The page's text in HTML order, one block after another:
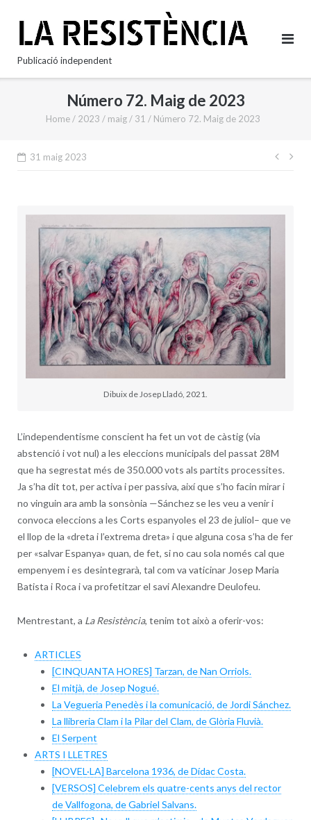
content
Publicació independent
Número 72. Maig de 2023
Home / 2023 / maig / 31 / Número 72. Maig de 2023
31 maig 2023
Dibuix de Josep Lladó, 2021.
L’independentisme conscient ha fet un vot de càstig (via
abstenció i vot nul) a les eleccions municipals del passat 28M
que ha segrestat més de 350.000 vots als partits processites.
Ja s’ha dit tot, per activa i per passiva, així que s’ho facin mirar i
no vinguin ara amb la sonsònia —Sánchez se les veu a venir i
convoca eleccions a les Corts espanyoles el 23 de juliol– que ve
el llop de la «dreta i l’extrema dreta» i que alguna cosa s’ha de fer
per «salvar Espanya» quan, de fet, si no cau sola només cal que
empenyem i es desintegrarà, tal com va vaticinar Josep Maria
Batista i Roca i va profetitzar el savi Alexandre Deulofeu.
Mentrestant, a La Resistència, tenim tot això a oferir-vos:
ARTICLES
[CINQUANTA HORES] Tarzan, de Nan Orriols.
El mitjà, de Josep Nogué.
La Vegueria Penedès i la comunicació, de Jordi Sánchez.
La llibreria Clam i la Pilar del Clam, de Glòria Fluvià.
El Serpent
ARTS I LLETRES
[NOVEL·LA] Barcelona 1936, de Dídac Costa.
[VERSOS] Celebrem els quatre-cents anys del rector
de Vallfogona, de Gabriel Salvans.